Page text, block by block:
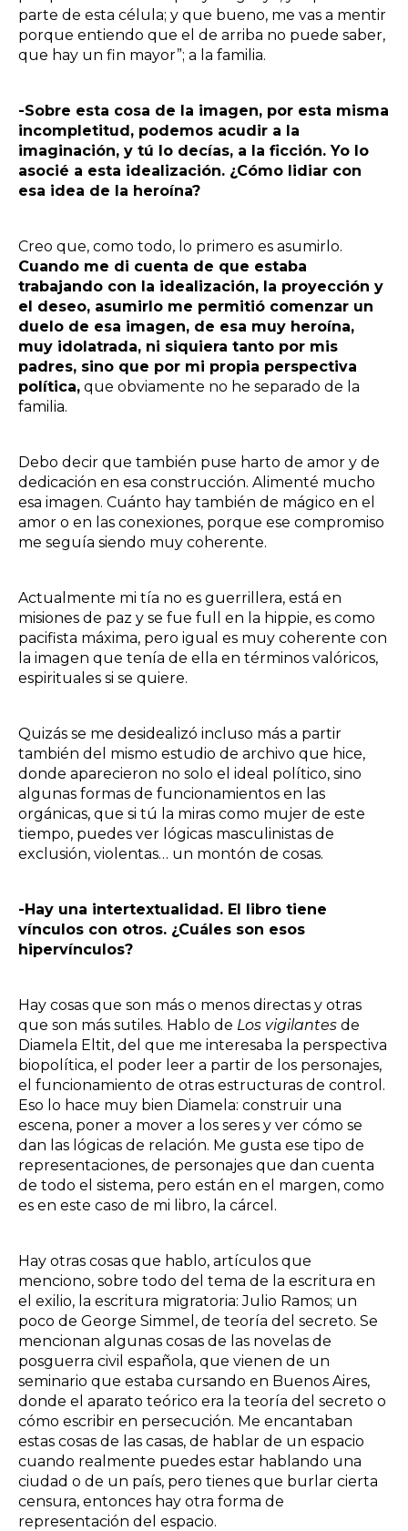
parte de esta célula; y que bueno, me vas a mentir
porque entiendo que el de arriba no puede saber,
que hay un fin mayor”; a la familia.
-Sobre esta cosa de la imagen, por esta misma
incompletitud, podemos acudir a la
imaginación, y tú lo decías, a la ficción. Yo lo
asocié a esta idealización. ¿Cómo lidiar con
esa idea de la heroína?
Creo que, como todo, lo primero es asumirlo.
Cuando me di cuenta de que estaba
trabajando con la idealización, la proyección y
el deseo, asumirlo me permitió comenzar un
duelo de esa imagen, de esa muy heroína,
muy idolatrada, ni siquiera tanto por mis
padres, sino que por mi propia perspectiva
política, que obviamente no he separado de la
familia.
Debo decir que también puse harto de amor y de
dedicación en esa construcción. Alimenté mucho
esa imagen. Cuánto hay también de mágico en el
amor o en las conexiones, porque ese compromiso
me seguía siendo muy coherente.
Actualmente mi tía no es guerrillera, está en
misiones de paz y se fue full en la hippie, es como
pacifista máxima, pero igual es muy coherente con
la imagen que tenía de ella en términos valóricos,
espirituales si se quiere.
Quizás se me desidealizó incluso más a partir
también del mismo estudio de archivo que hice,
donde aparecieron no solo el ideal político, sino
algunas formas de funcionamientos en las
orgánicas, que si tú la miras como mujer de este
tiempo, puedes ver lógicas masculinistas de
exclusión, violentas… un montón de cosas.
-Hay una intertextualidad. El libro tiene
vínculos con otros. ¿Cuáles son esos
hipervínculos?
Hay cosas que son más o menos directas y otras
que son más sutiles. Hablo de Los vigilantes de
Diamela Eltit, del que me interesaba la perspectiva
biopolítica, el poder leer a partir de los personajes,
el funcionamiento de otras estructuras de control.
Eso lo hace muy bien Diamela: construir una
escena, poner a mover a los seres y ver cómo se
dan las lógicas de relación. Me gusta ese tipo de
representaciones, de personajes que dan cuenta
de todo el sistema, pero están en el margen, como
es en este caso de mi libro, la cárcel.
Hay otras cosas que hablo, artículos que
menciono, sobre todo del tema de la escritura en
el exilio, la escritura migratoria:Julio Ramos; un
poco de George Simmel, de teoría del secreto. Se
mencionan algunas cosas de las novelas de
posguerra civil española, que vienen de un
seminario que estaba cursando en Buenos Aires,
donde el aparato teórico era la teoría del secreto o
cómo escribir en persecución. Me encantaban
estas cosas de las casas, de hablar de un espacio
cuando realmente puedes estar hablando una
ciudad o de un país, pero tienes que burlar cierta
censura, entonces hay otra forma de
representación del espacio.